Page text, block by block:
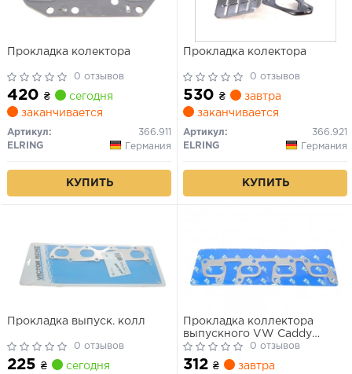
Прокладка колектора
0 отзывов
420 ₴
сегодня
заканчивается
Артикул:
366.911
ELRING
Германия
КУПИТЬ
Прокладка колектора
0 отзывов
530 ₴
завтра
заканчивается
Артикул:
366.921
ELRING
Германия
КУПИТЬ
Прокладка выпуск. колл
0 отзывов
225 ₴
сегодня
Прокладка коллектора
выпускного VW Caddy
1.6/2.0TDI 10-0 отзывов
312 ₴ завтра